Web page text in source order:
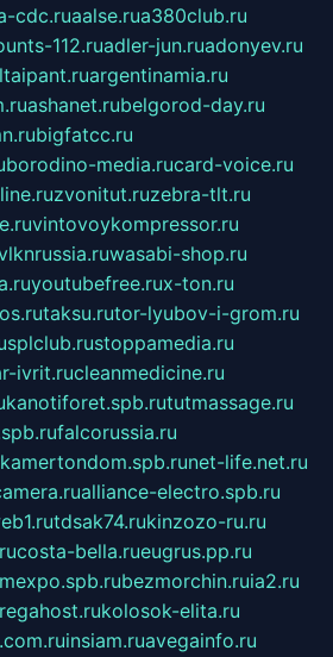
cdc.ruaalse.rua380club.ru
112.ruadler-jun.ruadonyev.ru
argentinamia.ru
ashanet.rubelgorod-day.ru
bigfatcc.ru
borodino-media.rucard-voice.ru
zvonitut.ruzebra-tlt.ru
vintovoykompressor.ru
wasabi-shop.ru
youtubefree.rux-ton.ru
taksu.rutor-lyubov-i-grom.ru
splclub.rustoppamedia.ru
ivrit.rucleanmedicine.ru
kanotiforet.spb.rututmassage.ru
falcorussia.ru
kamertondom.spb.runet-life.net.ru
alliance-electro.spb.ru
tdsak74.rukinzozo-ru.ru
costa-bella.rueugrus.pp.ru
bezmorchin.ruia2.ru
regahost.rukolosok-elita.ru
insiam.ruavegainfo.ru